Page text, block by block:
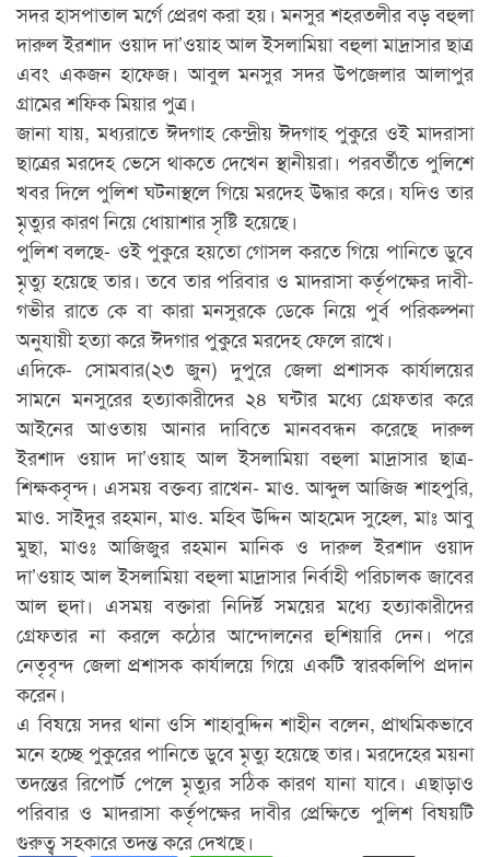
সদর হাসপাতাল মর্গে প্রেরণ করা হয়। মনসুর শহরতলীর বড় বহুলা
দারুল ইরশাদ ওয়াদ দা’ওয়াহ আল ইসলামিয়া বহুলা মাদ্রাসার ছাত্র
এবং একজন হাফেজ। আবুল মনসুর সদর উপজেলার আলাপুর
গ্রামের শফিক মিয়ার পুত্র।
জানা যায়, মধ্যরাতে ঈদগাহ কেন্দ্রীয় ঈদগাহ পুকুরে ওই মাদরাসা
ছাত্রের মরদেহ ভেসে থাকতে দেখেন স্থানীয়রা। পরবর্তীতে পুলিশে
খবর দিলে পুলিশ ঘটনাস্থলে গিয়ে মরদেহ উদ্ধার করে। যদিও তার
মৃত্যুর কারণ নিয়ে ধোয়াশার সৃষ্টি হয়েছে।
পুলিশ বলছে- ওই পুকুরে হয়তো গোসল করতে গিয়ে পানিতে ডুবে
মৃত্যু হয়েছে তার। তবে তার পরিবার ও মাদরাসা কর্তৃপক্ষের দাবী-
গভীর রাতে কে বা কারা মনসুরকে ডেকে নিয়ে পুর্ব পরিকল্পনা
অনুযায়ী হত্যা করে ঈদগার পুকুরে মরদেহ ফেলে রাখে।
এদিকে- সোমবার(২৩ জুন) দুপুরে জেলা প্রশাসক কার্যালয়ের
সামনে মনসুরের হত্যাকারীদের ২৪ ঘন্টার মধ্যে গ্রেফতার করে
আইনের আওতায় আনার দাবিতে মানববন্ধন করেছে দারুল
ইরশাদ ওয়াদ দা’ওয়াহ আল ইসলামিয়া বহুলা মাদ্রাসার ছাত্র-
শিক্ষকবৃন্দ। এসময় বক্তব্য রাখেন- মাও. আব্দুল আজিজ শাহপুরি,
মাও. সাইদুর রহমান, মাও. মহিব উদ্দিন আহমেদ সুহেল, মাঃ আবু
মুছা, মাওঃ আজিজুর রহমান মানিক ও দারুল ইরশাদ ওয়াদ
দা’ওয়াহ আল ইসলামিয়া বহুলা মাদ্রাসার নির্বাহী পরিচালক জাবের
আল হুদা। এসময় বক্তারা নিদির্ষ্ট সময়ের মধ্যে হত্যাকারীদের
গ্রেফতার না করলে কঠোর আন্দোলনের হুশিয়ারি দেন। পরে
নেতৃবৃন্দ জেলা প্রশাসক কার্যালয়ে গিয়ে একটি স্বারকলিপি প্রদান
করেন।
এ বিষয়ে সদর থানা ওসি শাহাবুদ্দিন শাহীন বলেন, প্রাথমিকভাবে
মনে হচ্ছে পুকুরের পানিতে ডুবে মৃত্যু হয়েছে তার। মরদেহের ময়না
তদন্তের রিপোর্ট পেলে মৃত্যুর সঠিক কারণ যানা যাবে। এছাড়াও
পরিবার ও মাদরাসা কর্তৃপক্ষের দাবীর প্রেক্ষিতে পুলিশ বিষয়টি
গুরুত্ব সহকারে তদন্ত করে দেখছে।